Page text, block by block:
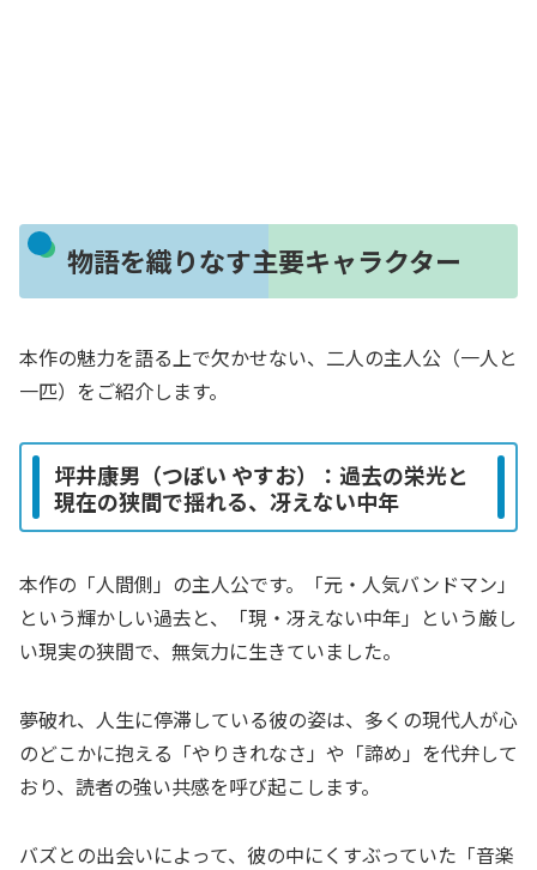
物語を織りなす主要キャラクター
本作の魅力を語る上で欠かせない、二人の主人公（一人と
一匹）をご紹介します。
坪井康男（つぼい やすお）：過去の栄光と
現在の狭間で揺れる、冴えない中年
本作の「人間側」の主人公です。「元・人気バンドマン」
という輝かしい過去と、「現・冴えない中年」という厳し
い現実の狭間で、無気力に生きていました。
夢破れ、人生に停滞している彼の姿は、多くの現代人が心
のどこかに抱える「やりきれなさ」や「諦め」を代弁して
おり、読者の強い共感を呼び起こします。
バズとの出会いによって、彼の中にくすぶっていた「音楽